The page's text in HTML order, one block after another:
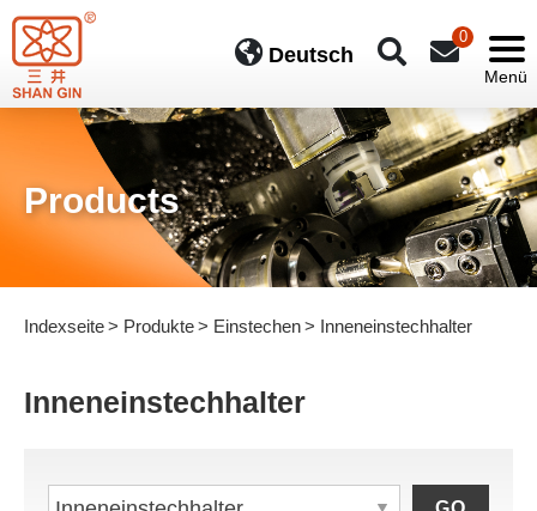
Deutsch
0
Products
Indexseite Produkte Einstechen Inneneinstechhalter
Inneneinstechhalter